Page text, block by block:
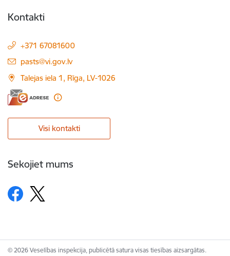
Kontakti
+371 67081600
E-pasts:
pasts@vi.gov.lv
Talejas iela 1, Rīga, LV-1026
Visi kontakti
Sekojiet mums
© 2026 Veselības inspekcija, publicētā satura visas tiesības aizsargātas.